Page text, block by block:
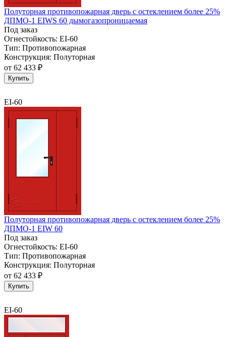
Полуторная противопожарная дверь с остеклением более 25%
ДПМО-1 EIWS 60 дымогазопроницаемая
Под заказ
Огнестойкость: EI-60
Тип: Противопожарная
Конструкция: Полуторная
от 62 433 ₽
Купить
EI-60
Полуторная противопожарная дверь с остеклением более 25%
ДПМО-1 EIW 60
Под заказ
Огнестойкость: EI-60
Тип: Противопожарная
Конструкция: Полуторная
от 62 433 ₽
Купить
EI-60